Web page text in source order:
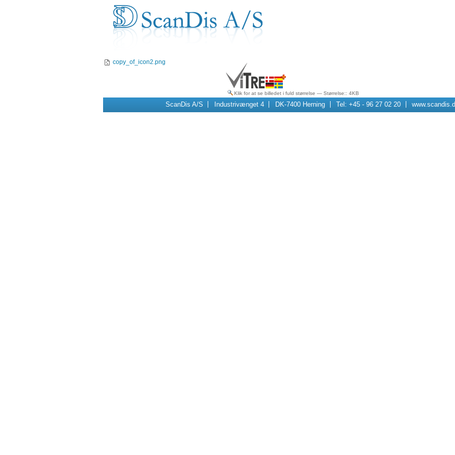
Klik for at se billedet i fuld størrelse — Størrelse:: 4KB
copy_of_icon2.png
ScanDis A/S Industrivænget 4 DK-7400 Herning Tel: +45 - 96 27 02 20